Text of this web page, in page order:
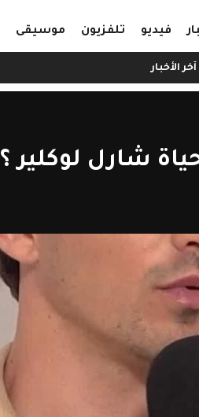
فيديو تلفزيون موسيقى
آخر الأخبار
شارل لوكلير ؟